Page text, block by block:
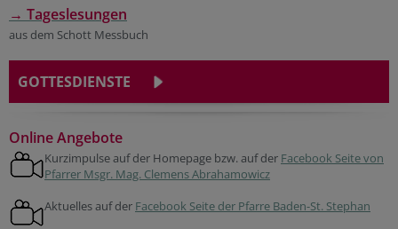
→ Tageslesungen
aus dem Schott Messbuch
GOTTESDIENSTE
Online Angebote
Kurzimpulse auf der Homepage bzw. auf der Facebook Seite von
Pfarrer Msgr. Mag. Clemens Abrahamowicz
Aktuelles auf der Facebook Seite der Pfarre Baden-St. Stephan